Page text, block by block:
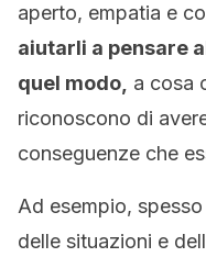
aperto, empatia e
aiutarli a pensare
quel modo, a cosa
riconoscono di
conseguenze che
Ad esempio,
delle situazioni e